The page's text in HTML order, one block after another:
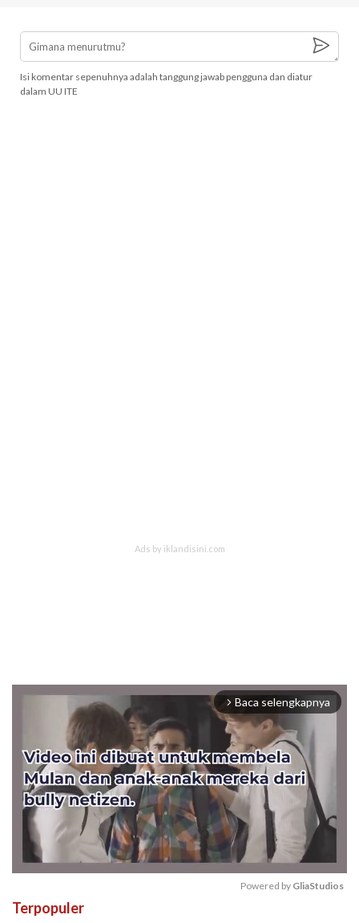
Isi komentar sepenuhnya adalah tanggung jawab pengguna dan diatur
dalam UU ITE
arrow_forward_ios Baca selengkapnya
Powered by GliaStudios
Terpopuler